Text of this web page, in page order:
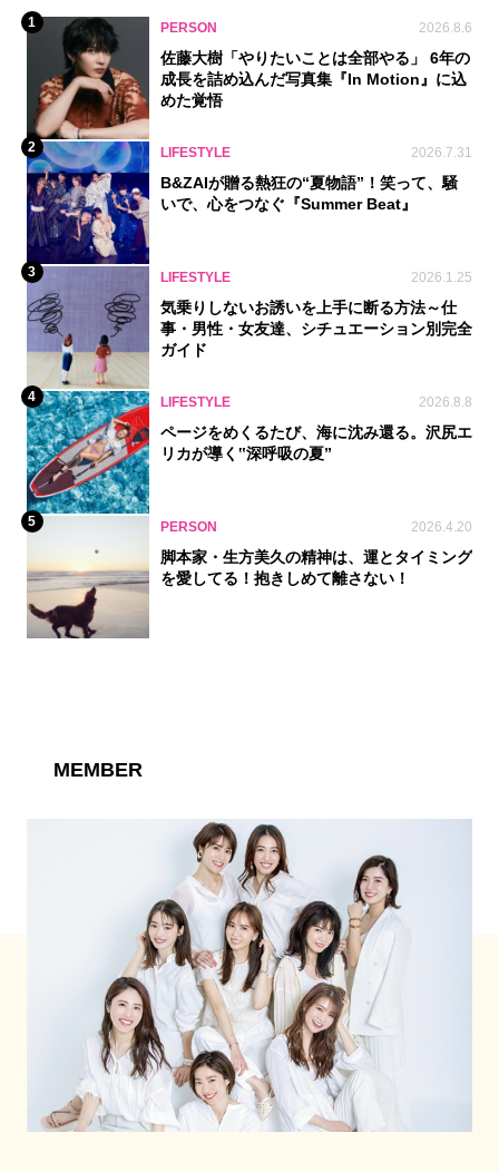
1 PERSON 2026.8.6
佐藤大樹「やりたいことは全部やる」 6年の
成長を詰め込んだ写真集『In Motion』に込
めた覚悟
2 LIFESTYLE 2026.7.31
B&ZAIが贈る熱狂の“夏物語”！笑って、騒
いで、心をつなぐ『Summer Beat』
3 LIFESTYLE 2026.1.25
気乗りしないお誘いを上手に断る方法～仕
事・男性・女友達、シチュエーション別完全
ガイド
4 LIFESTYLE 2026.8.8
ページをめくるたび、海に沈み還る。沢尻エ
リカが導く‟深呼吸の夏”
5 PERSON 2026.4.20
脚本家・生方美久の精神は、運とタイミング
を愛してる！抱きしめて離さない！
MEMBER